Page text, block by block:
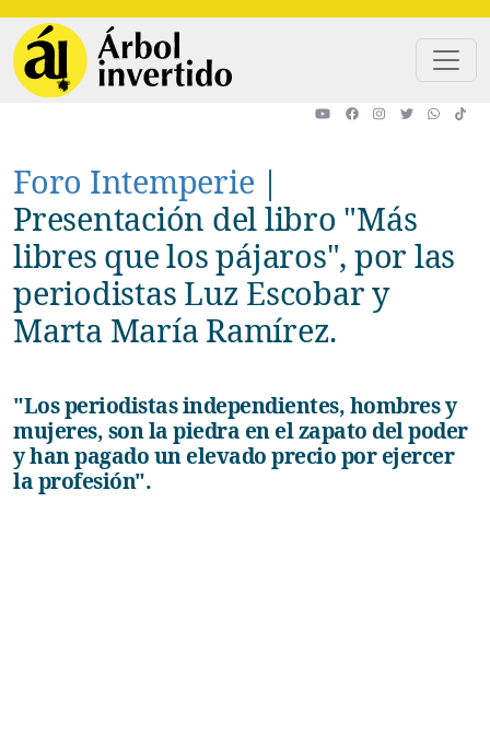
Foro Intemperie |
Presentación del libro "Más
libres que los pájaros", por las
periodistas Luz Escobar y
Marta María Ramírez.
"Los periodistas independientes, hombres y
mujeres, son la piedra en el zapato del poder
y han pagado un elevado precio por ejercer
la profesión".